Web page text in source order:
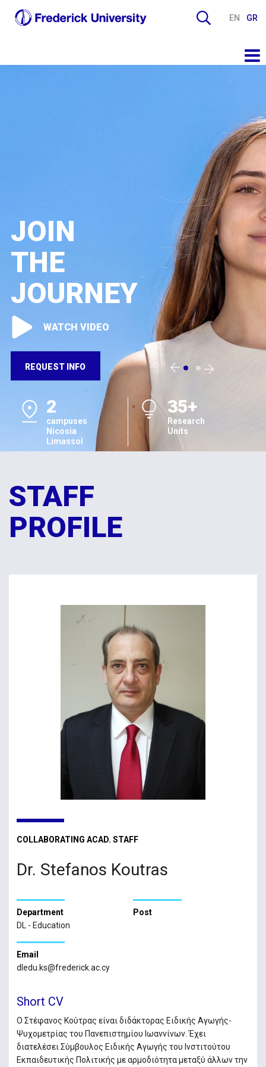
EN GR
JOIN
THE
JOURNEY
WATCH VIDEO
REQUEST INFO
2
campuses
Nicosia
Limassol
35+
Research
Units
STAFF
PROFILE
COLLABORATING ACAD. STAFF
Dr. Stefanos Koutras
Department
DL - Education
Post
Email
dledu.ks@frederick.ac.cy
Short CV
Ο Στέφανος Κούτρας είναι διδάκτορας Ειδικής Αγωγής-
Ψυχομετρίας του Πανεπιστημίου Ιωαννίνων. Έχει
διατελέσει Σύμβουλος Ειδικής Αγωγής του Ινστιτούτου
Εκπαιδευτικής Πολιτικής με αρμοδιότητα μεταξύ άλλων την